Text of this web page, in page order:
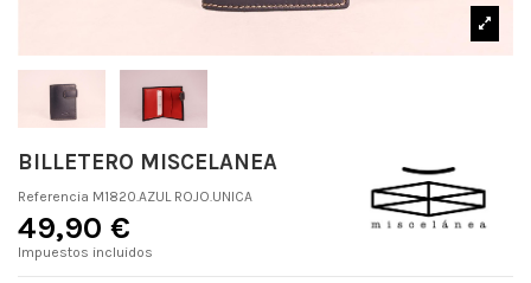
BILLETERO MISCELANEA
Referencia M1820.AZUL ROJO.UNICA
49,90 €
Impuestos incluidos